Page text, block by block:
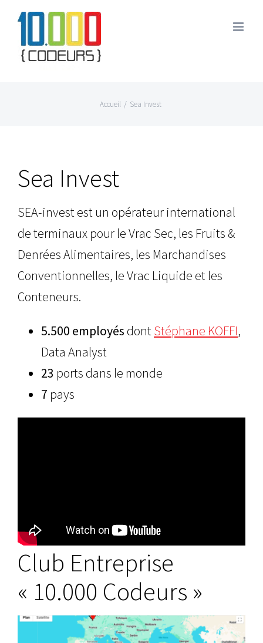
Passer
contenu
Accueil / Sea Invest
Sea Invest
SEA-invest est un opérateur international
de terminaux pour le Vrac Sec, les Fruits &
Denrées Alimentaires, les Marchandises
Conventionnelles, le Vrac Liquide et les
Conteneurs.
5.500 employés dontStéphane KOFFI,
Data Analyst
23 ports dans le monde
7 pays
Club Entreprise
« 10.000 Codeurs »